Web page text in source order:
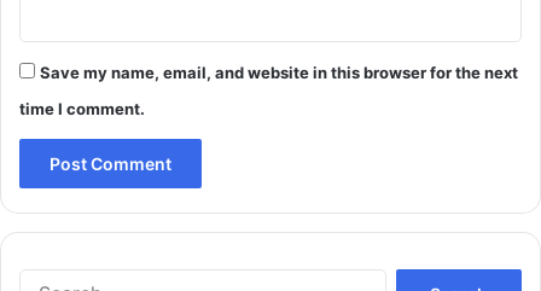
Save my name, email, and website in this browser for the next
time I comment.
Search